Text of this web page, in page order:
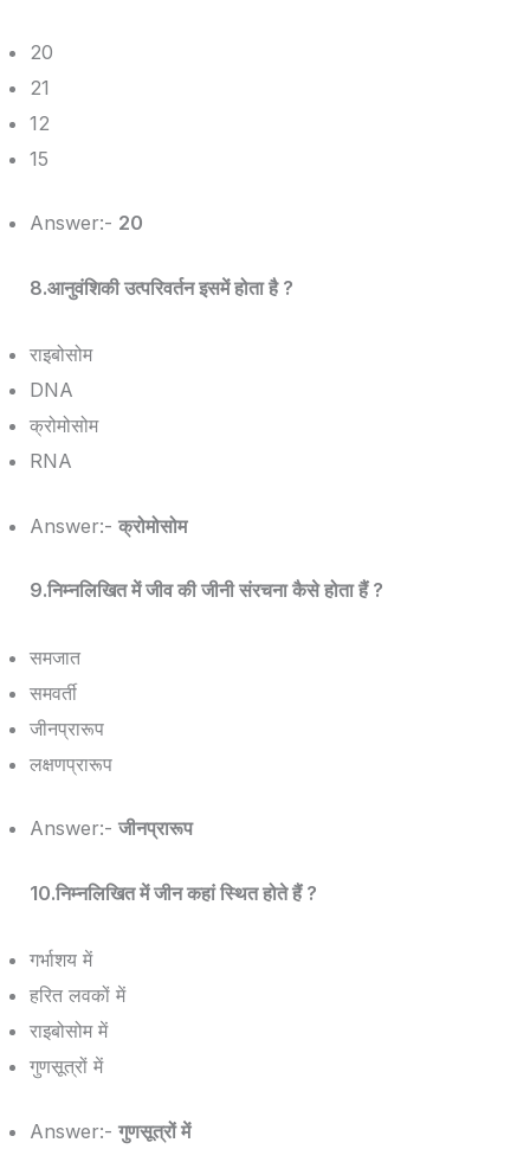
20
21
12
15
Answer:- 20
8.आनुवंशिकी उत्परिवर्तन इसमें होता है ?
राइबोसोम
DNA
क्रोमोसोम
RNA
Answer:-क्रोमोसोम
9.निम्नलिखित में जीव की जीनी संरचना कैसे होता हैं ?
समजात
समवर्ती
जीनप्रारूप
लक्षणप्रारूप
Answer:-जीनप्रारूप
10.निम्नलिखित में जीन कहां स्थित होते हैं ?
गर्भाशय में
हरित लवकों में
राइबोसोम में
गुणसूत्रों में
Answer:-गुणसूत्रों में